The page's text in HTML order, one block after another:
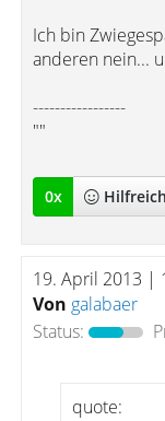
Ich bin
anderen nein...
-----------------
""
0x Hilfreich
19. April 2013 |
Von galabaer
Status:
quote: